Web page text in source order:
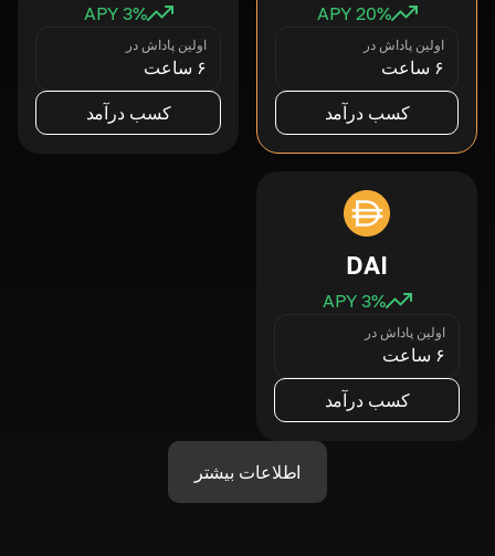
20% APY
اولین پاداش در
۶ ساعت
کسب درآمد
3% APY
اولین پاداش در
۶ ساعت
کسب درآمد
DAI
3% APY
اولین پاداش در
۶ ساعت
کسب درآمد
اطلاعات بیشتر